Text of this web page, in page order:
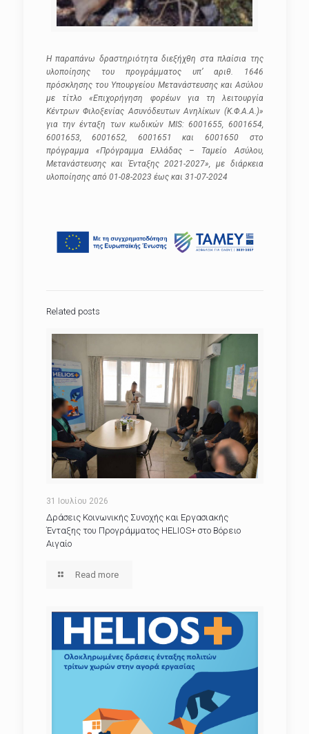
Η παραπάνω δραστηριότητα διεξήχθη στα πλαίσια της
υλοποίησης του προγράμματος υπ’ αριθ. 1646
πρόσκλησης του Υπουργείου Μετανάστευσης και Ασύλου
με τίτλο «Επιχορήγηση φορέων για τη λειτουργία
Κέντρων Φιλοξενίας Ασυνόδευτων Ανηλίκων (Κ.Φ.Α.Α.)»
για την ένταξη των κωδικών MIS: 6001655, 6001654,
6001653, 6001652, 6001651 και 6001650 στο
πρόγραμμα «Πρόγραμμα Ελλάδας – Ταμείο Ασύλου,
Μετανάστευσης και Ένταξης 2021-2027», με διάρκεια
υλοποίησης από 01-08-2023 έως και 31-07-2024
Related posts
31 Ιουλίου 2026
Δράσεις Κοινωνικής Συνοχής και Εργασιακής
Ένταξης του Προγράμματος HELIOS+ στο Βόρειο
Αιγαίο
Read more